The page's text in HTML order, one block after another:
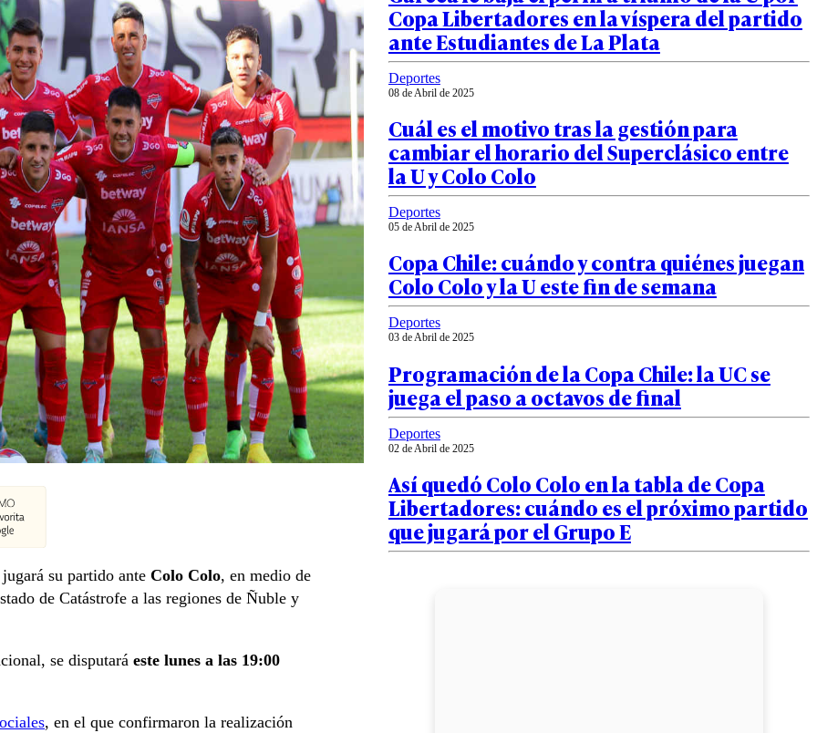
su partido ante Colo Colo, en medio de
de Catástrofe a las regiones de Ñuble y
se disputará este lunes a las 19:00
, en el que confirmaron la realización
Copa Libertadores en la víspera del partido
ante Estudiantes de La Plata
Deportes
08 de Abril de 2025
Cuál es el motivo tras la gestión para
cambiar el horario del Superclásico entre
la U y Colo Colo
Deportes
05 de Abril de 2025
Copa Chile: cuándo y contra quiénes juegan
Colo Colo y la U este fin de semana
Deportes
03 de Abril de 2025
Programación de la Copa Chile: la UC se
juega el paso a octavos de final
Deportes
02 de Abril de 2025
Así quedó Colo Colo en la tabla de Copa
Libertadores: cuándo es el próximo partido
que jugará por el Grupo E